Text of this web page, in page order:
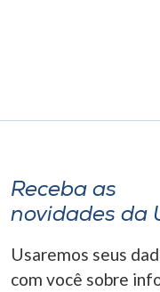
o idioma
A-
Receba as
novidades da
Usaremos seus
com você sobre